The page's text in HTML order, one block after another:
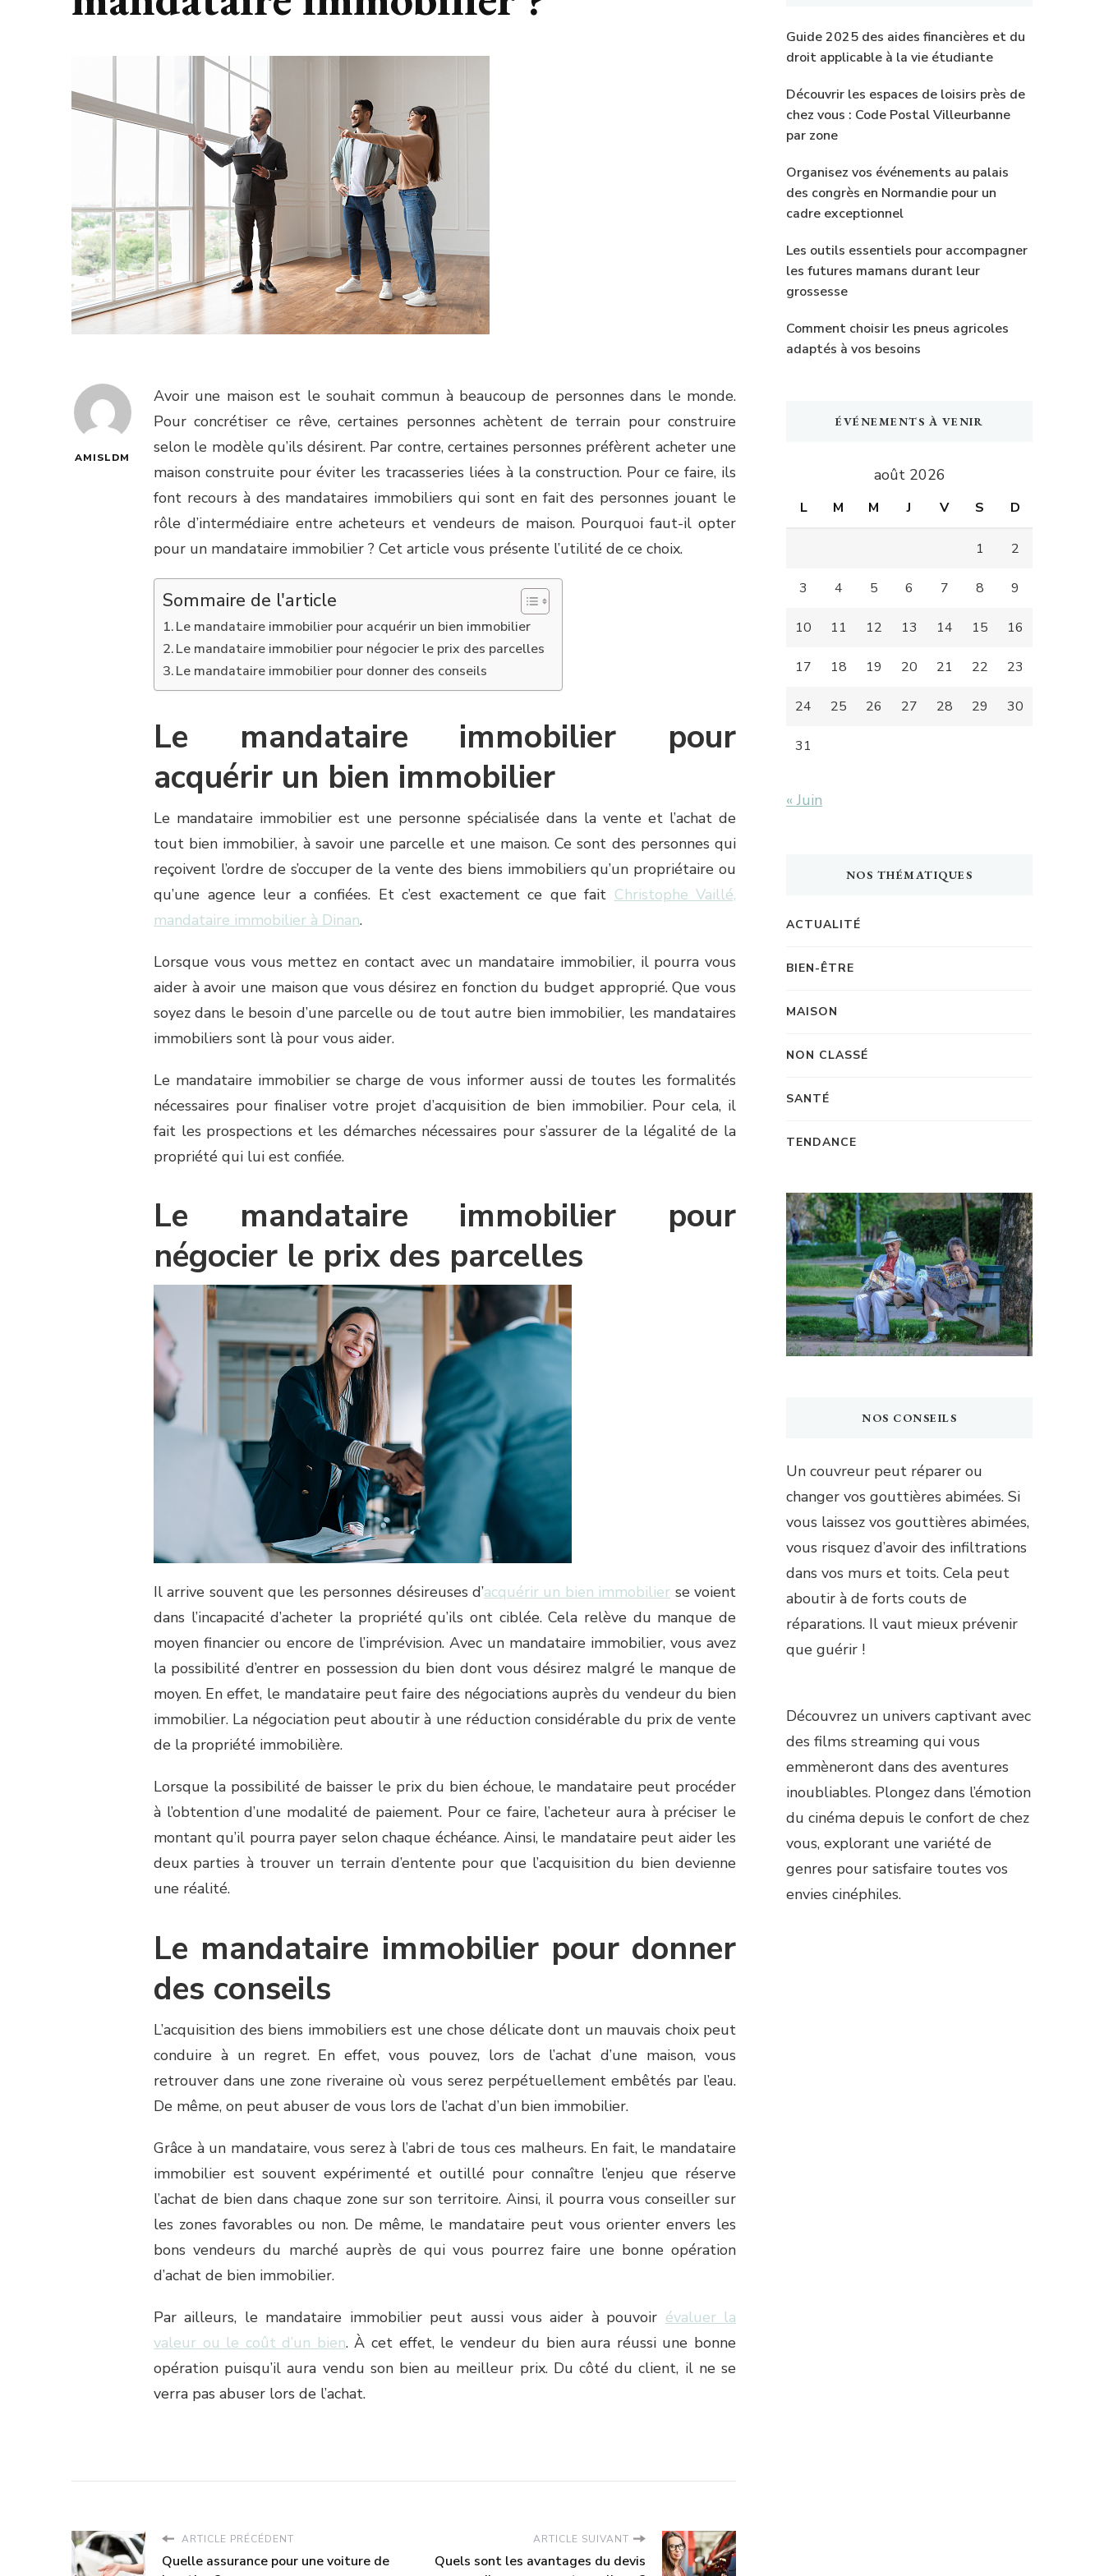
AMISLDM
Avoir une maison est le souhait commun à beaucoup de personnes dans le monde.
Pour concrétiser ce rêve, certaines personnes achètent de terrain pour construire
selon le modèle qu’ils désirent. Par contre, certaines personnes préfèrent acheter une
maison construite pour éviter les tracasseries liées à la construction. Pour ce faire, ils
font recours à des mandataires immobiliers qui sont en fait des personnes jouant le
rôle d’intermédiaire entre acheteurs et vendeurs de maison. Pourquoi faut-il opter
pour un mandataire immobilier ? Cet article vous présente l’utilité de ce choix.
Sommaire de l'article
Le mandataire immobilier pour acquérir un bien immobilier
Le mandataire immobilier pour négocier le prix des parcelles
Le mandataire immobilier pour donner des conseils
Le mandataire immobilier pour
acquérir un bien immobilier
Le mandataire immobilier est une personne spécialisée dans la vente et l’achat de
tout bien immobilier, à savoir une parcelle et une maison. Ce sont des personnes qui
reçoivent l’ordre de s’occuper de la vente des biens immobiliers qu’un propriétaire ou
qu’une agence leur a confiées. Et c’est exactement ce que fait Christophe Vaillé,
mandataire immobilier à Dinan.
Lorsque vous vous mettez en contact avec un mandataire immobilier, il pourra vous
aider à avoir une maison que vous désirez en fonction du budget approprié. Que vous
soyez dans le besoin d’une parcelle ou de tout autre bien immobilier, les mandataires
immobiliers sont là pour vous aider.
Le mandataire immobilier se charge de vous informer aussi de toutes les formalités
nécessaires pour finaliser votre projet d’acquisition de bien immobilier. Pour cela, il
fait les prospections et les démarches nécessaires pour s’assurer de la légalité de la
propriété qui lui est confiée.
Le mandataire immobilier pour
négocier le prix des parcelles
Il arrive souvent que les personnes désireuses d’acquérir un bien immobilier se voient
dans l’incapacité d’acheter la propriété qu’ils ont ciblée. Cela relève du manque de
moyen financier ou encore de l’imprévision. Avec un mandataire immobilier, vous avez
la possibilité d’entrer en possession du bien dont vous désirez malgré le manque de
moyen. En effet, le mandataire peut faire des négociations auprès du vendeur du bien
immobilier. La négociation peut aboutir à une réduction considérable du prix de vente
de la propriété immobilière.
Lorsque la possibilité de baisser le prix du bien échoue, le mandataire peut procéder
à l’obtention d’une modalité de paiement. Pour ce faire, l’acheteur aura à préciser le
montant qu’il pourra payer selon chaque échéance. Ainsi, le mandataire peut aider les
deux parties à trouver un terrain d’entente pour que l’acquisition du bien devienne
une réalité.
Le mandataire immobilier pour donner
des conseils
L’acquisition des biens immobiliers est une chose délicate dont un mauvais choix peut
conduire à un regret. En effet, vous pouvez, lors de l’achat d’une maison, vous
retrouver dans une zone riveraine où vous serez perpétuellement embêtés par l’eau.
De même, on peut abuser de vous lors de l’achat d’un bien immobilier.
Grâce à un mandataire, vous serez à l’abri de tous ces malheurs. En fait, le mandataire
immobilier est souvent expérimenté et outillé pour connaître l’enjeu que réserve
l’achat de bien dans chaque zone sur son territoire. Ainsi, il pourra vous conseiller sur
les zones favorables ou non. De même, le mandataire peut vous orienter envers les
bons vendeurs du marché auprès de qui vous pourrez faire une bonne opération
d’achat de bien immobilier.
Par ailleurs, le mandataire immobilier peut aussi vous aider à pouvoir évaluer la
valeur ou le coût d’un bien. À cet effet, le vendeur du bien aura réussi une bonne
opération puisqu’il aura vendu son bien au meilleur prix. Du côté du client, il ne se
verra pas abuser lors de l’achat.
ARTICLE PRÉCÉDENT
Quelle assurance pour une voiture de
ARTICLE SUIVANT
Quels sont les avantages du devis
Guide 2025 des aides financières et du
droit applicable à la vie étudiante
Découvrir les espaces de loisirs près de
chez vous : Code Postal Villeurbanne
par zone
Organisez vos événements au palais
des congrès en Normandie pour un
cadre exceptionnel
Les outils essentiels pour accompagner
les futures mamans durant leur
grossesse
Comment choisir les pneus agricoles
adaptés à vos besoins
ÉVÉNEMENTS À VENIR
août 2026
L M M J V S D
1 2
3 4 5 6 7 8 9
10 11 12 13 14 15 16
17 18 19 20 21 22 23
24 25 26 27 28 29 30
31
« Juin
NOS THÉMATIQUES
ACTUALITÉ
BIEN-ÊTRE
MAISON
NON CLASSÉ
SANTÉ
TENDANCE
NOS CONSEILS
Un couvreur peut réparer ou
changer vos gouttières abimées. Si
vous laissez vos gouttières abimées,
vous risquez d’avoir des infiltrations
dans vos murs et toits. Cela peut
aboutir à de forts couts de
réparations. Il vaut mieux prévenir
que guérir !
Découvrez un univers captivant avec
des films streaming qui vous
emmèneront dans des aventures
inoubliables. Plongez dans l’émotion
du cinéma depuis le confort de chez
vous, explorant une variété de
genres pour satisfaire toutes vos
envies cinéphiles.